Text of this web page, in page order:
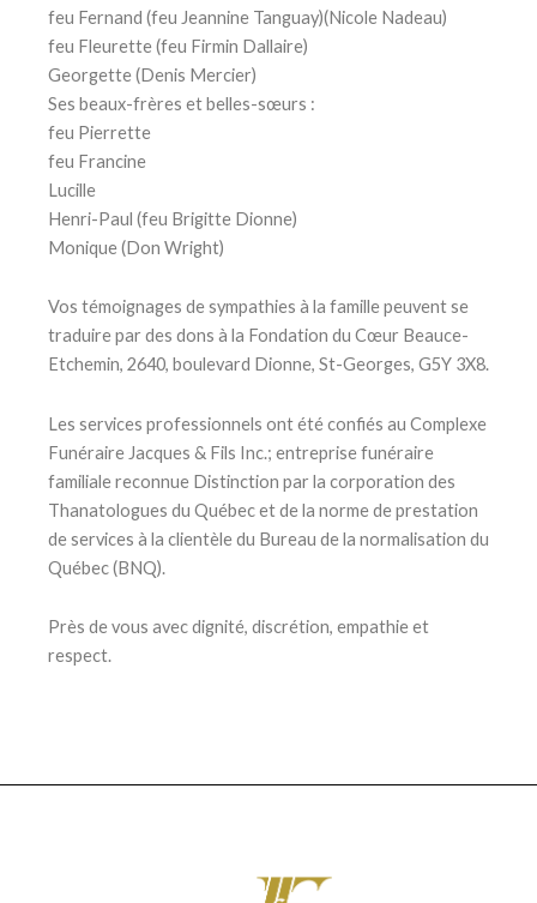
feu Fernand (feu Jeannine Tanguay)(Nicole Nadeau)
feu Fleurette (feu Firmin Dallaire)
Georgette (Denis Mercier)
Ses beaux-frères et belles-sœurs :
feu Pierrette
feu Francine
Lucille
Henri-Paul (feu Brigitte Dionne)
Monique (Don Wright)
Vos témoignages de sympathies à la famille peuvent se
traduire par des dons à la Fondation du Cœur Beauce-
Etchemin, 2640, boulevard Dionne, St-Georges, G5Y 3X8.
Les services professionnels ont été confiés au Complexe
Funéraire Jacques & Fils Inc.; entreprise funéraire
familiale reconnue Distinction par la corporation des
Thanatologues du Québec et de la norme de prestation
de services à la clientèle du Bureau de la normalisation du
Québec (BNQ).
Près de vous avec dignité, discrétion, empathie et
respect.